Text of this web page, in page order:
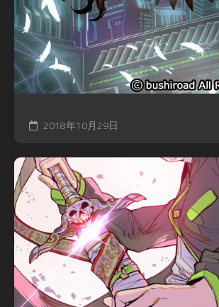
2018年10月29日